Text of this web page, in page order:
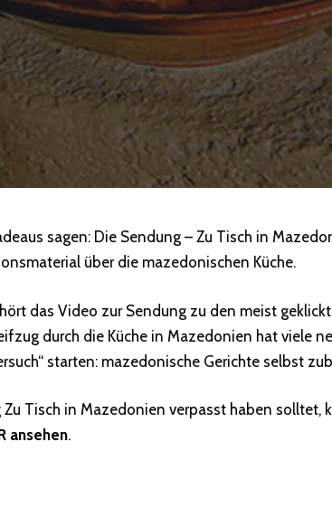
sagen: Die Sendung – Zu Tisch in
über die mazedonischen Küche.
das Video zur Sendung zu den meist
durch die Küche in Mazedonien hat viele
starten: mazedonische Gerichte selbst
Zu Tisch in Mazedonien verpasst haben solltet,
ansehen.